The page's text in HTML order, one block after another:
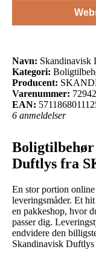
Navn: Skandinavisk
Kategori:
Producent:
Varenummer:
EAN:
6 anmeldelser
Boligtilbehør
Duftlys fra
En stor portion
leveringsmåder. Et
en pakkeshop, hvor
passer dig.
endvidere den
Skandinavisk